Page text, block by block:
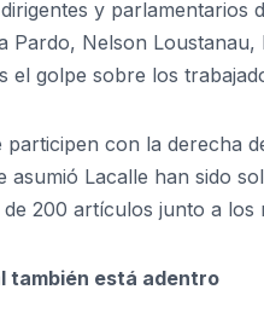
y parlamentarios
Pardo, Nelson
el golpe sobre los
participen con la derecha
asumió Lacalle han sido
200 artículos junto a
también está adentro